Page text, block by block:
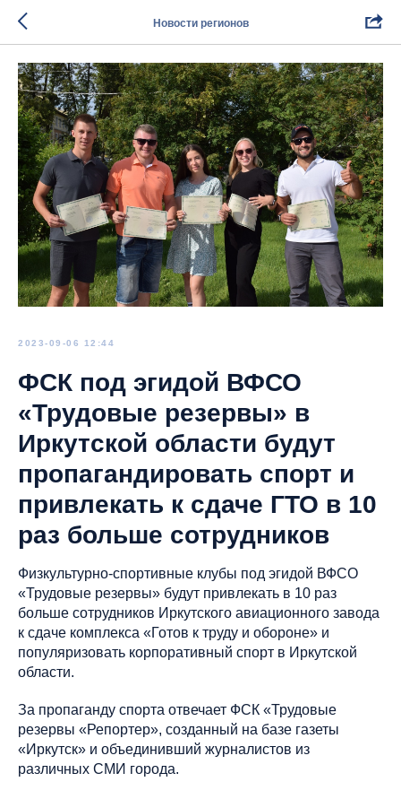
Новости регионов
2023-09-06 12:44
ФСК под эгидой ВФСО
«Трудовые резервы» в
Иркутской области будут
пропагандировать спорт и
привлекать к сдаче ГТО в 10
раз больше сотрудников
Физкультурно-спортивные клубы под эгидой ВФСО
«Трудовые резервы» будут привлекать в 10 раз
больше сотрудников Иркутского авиационного завода
к сдаче комплекса «Готов к труду и обороне» и
популяризовать корпоративный спорт в Иркутской
области.
За пропаганду спорта отвечает ФСК «Трудовые
резервы «Репортер», созданный на базе газеты
«Иркутск» и объединивший журналистов из
различных СМИ города.